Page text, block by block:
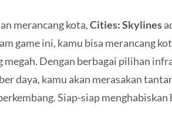
merancang kota,Cities: Skylines
game ini, kamu bisa merancang
megah. Dengan berbagai pilihan
daya, kamu akan merasakan
Siap-siap